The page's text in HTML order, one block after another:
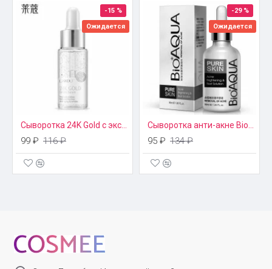
глубоко проникает в кожу и очень гигроскопична (способна
удерживать влагу). В состав также включен витамин E –
мощный природный антиоксидант, который связывает
полиненасыщенные жирные кислоты в биологических
мембранах и борется с воспалениями, уменьшая выработку
гормонов простагландинов.
Легкая прозрачная сыворотка с витаминами и
гиалуроновой кислотой проникает в глубокие слои кожи и
способствует их насыщению влагой, благодаря чему
разглаживает мелкие морщинки и устраняет видимые
дефекты, вызванные воспалительными процессами
Сыворотку наносят на предварительно очищенную,
увлажненную кожу лица легкими массажными движениями,
-15 %
Ожидается
99 ₽ 116 ₽
-29 %
Ожидается
95 ₽ 134 ₽